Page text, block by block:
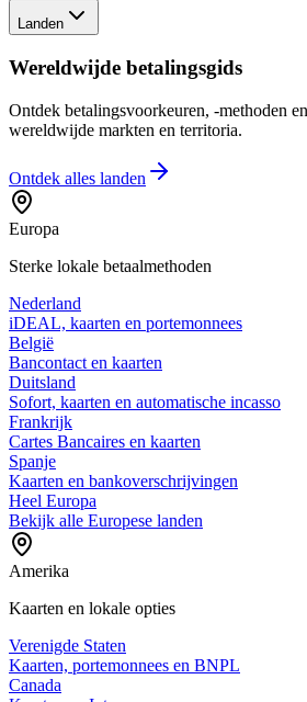
Landen
Wereldwijde betalingsgids
Ontdek betalingsvoorkeuren, -methoden
wereldwijde markten en territoria.
Ontdek alles landen
Europa
Sterke lokale betaalmethoden
Nederland
iDEAL, kaarten en portemonnees
België
Bancontact en kaarten
Duitsland
Sofort, kaarten en automatische incasso
Frankrijk
Cartes Bancaires en kaarten
Spanje
Kaarten en bankoverschrijvingen
Heel Europa
Bekijk alle Europese landen
Amerika
Kaarten en lokale opties
Verenigde Staten
Kaarten, portemonnees en BNPL
Canada